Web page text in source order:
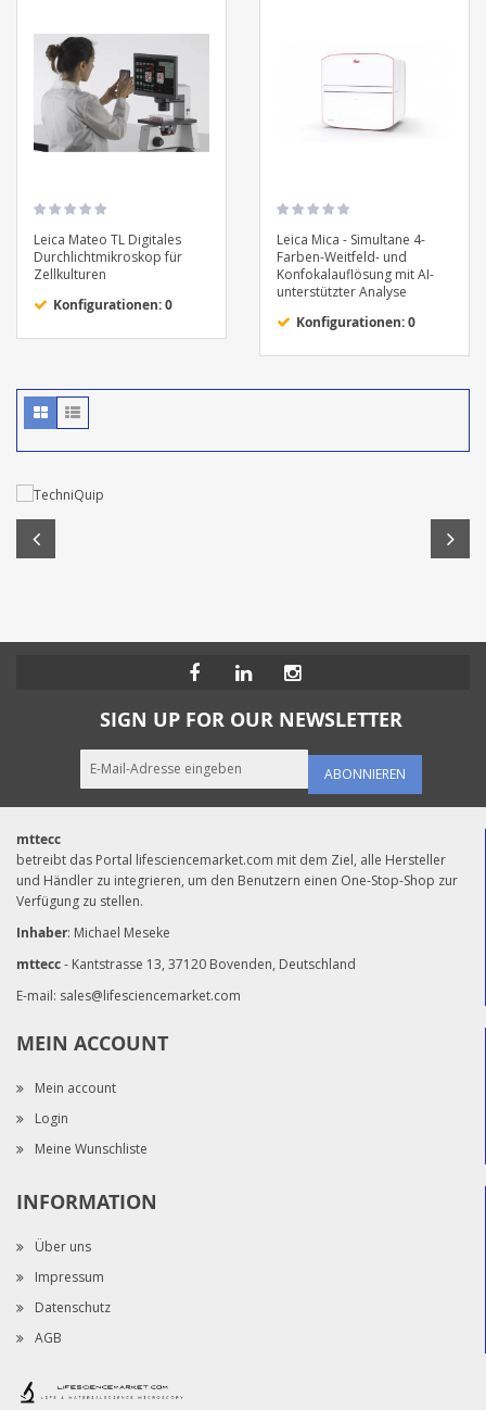
Leica Mateo TL Digitales
Durchlichtmikroskop für
Zellkulturen
Konfigurationen: 0
Leica Mica - Simultane 4-
Farben-Weitfeld- und
Konfokalauflösung mit AI-
unterstützter Analyse
Konfigurationen: 0
SIGN UP FOR OUR NEWSLETTER
ABONNIEREN
mttecc
betreibt das Portal lifesciencemarket.com mit dem Ziel, alle Hersteller
und Händler zu integrieren, um den Benutzern einen One-Stop-Shop zur
Verfügung zu stellen.
Inhaber: Michael Meseke
mttecc- Kantstrasse 13, 37120 Bovenden, Deutschland
E-mail: sales@lifesciencemarket.com
MEIN ACCOUNT
Mein account
Login
Meine Wunschliste
INFORMATION
Über uns
Impressum
Datenschutz
AGB